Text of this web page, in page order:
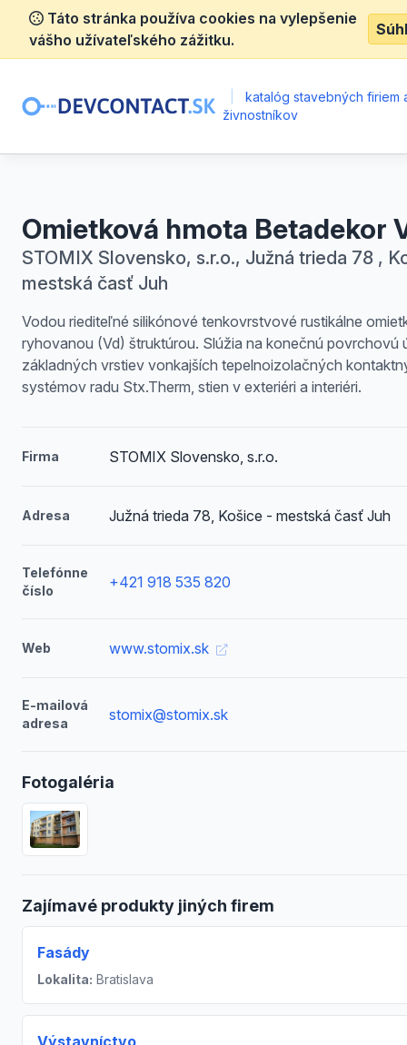
Táto stránka používa cookies na vylepšenie
vášho užívateľského zážitku.
katalóg stavebných firiem
živnostníkov
Omietková hmota Betadekor
STOMIX Slovensko, s.r.o., Južná trieda 78 ,
mestská časť Juh
Vodou riediteľné silikónové tenkovrstvové rustikálne
ryhovanou (Vd) štruktúrou. Slúžia na konečnú povrchovú
základných vrstiev vonkajších tepelnoizolačných
systémov radu Stx.Therm, stien v exteriéri a interiéri.
Firma STOMIX Slovensko, s.r.o.
Adresa Južná trieda 78, Košice - mestská časť Juh
Telefónne
číslo
+421 918 535 820
Web www.stomix.sk
E-mailová
adresa
stomix@stomix.sk
Fotogaléria
Zajímavé produkty jiných firem
Fasády
Lokalita: Bratislava